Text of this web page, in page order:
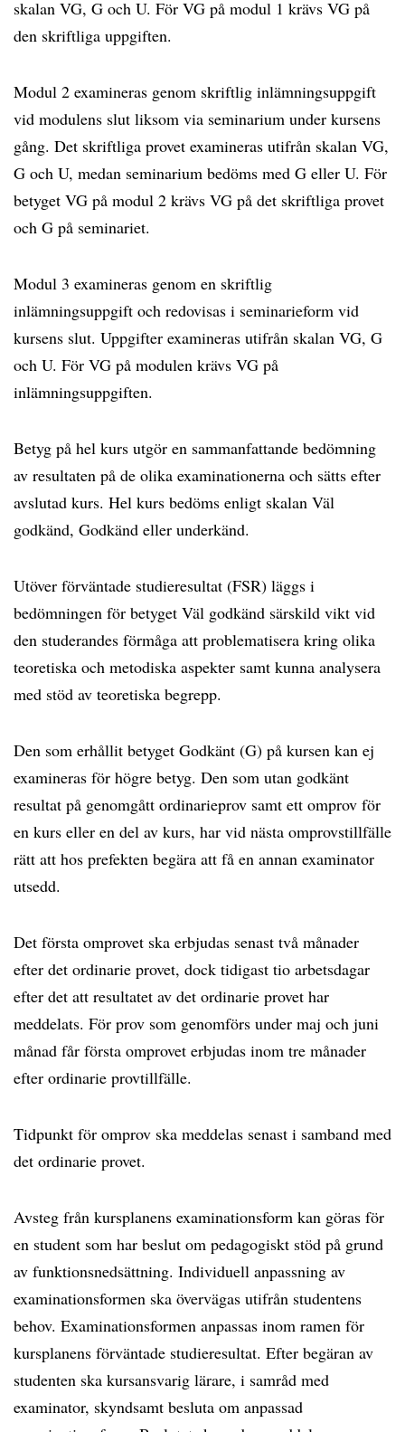
skalan VG, G och U. För VG på modul 1 krävs VG på
den skriftliga uppgiften.
Modul 2 examineras genom skriftlig inlämningsuppgift
vid modulens slut liksom via seminarium under kursens
gång. Det skriftliga provet examineras utifrån skalan VG,
G och U, medan seminarium bedöms med G eller U. För
betyget VG på modul 2 krävs VG på det skriftliga provet
och G på seminariet.
Modul 3 examineras genom en skriftlig
inlämningsuppgift och redovisas i seminarieform vid
kursens slut. Uppgifter examineras utifrån skalan VG, G
och U. För VG på modulen krävs VG på
inlämningsuppgiften.
Betyg på hel kurs utgör en sammanfattande bedömning
av resultaten på de olika examinationerna och sätts efter
avslutad kurs. Hel kurs bedöms enligt skalan Väl
godkänd, Godkänd eller underkänd.
Utöver förväntade studieresultat (FSR) läggs i
bedömningen för betyget Väl godkänd särskild vikt vid
den studerandes förmåga att problematisera kring olika
teoretiska och metodiska aspekter samt kunna analysera
med stöd av teoretiska begrepp.
Den som erhållit betyget Godkänt (G) på kursen kan ej
examineras för högre betyg. Den som utan godkänt
resultat på genomgått ordinarieprov samt ett omprov för
en kurs eller en del av kurs, har vid nästa omprovstillfälle
rätt att hos prefekten begära att få en annan examinator
utsedd.
Det första omprovet ska erbjudas senast två månader
efter det ordinarie provet, dock tidigast tio arbetsdagar
efter det att resultatet av det ordinarie provet har
meddelats. För prov som genomförs under maj och juni
månad får första omprovet erbjudas inom tre månader
efter ordinarie provtillfälle.
Tidpunkt för omprov ska meddelas senast i samband med
det ordinarie provet.
Avsteg från kursplanens examinationsform kan göras för
en student som har beslut om pedagogiskt stöd på grund
av funktionsnedsättning. Individuell anpassning av
examinationsformen ska övervägas utifrån studentens
behov. Examinationsformen anpassas inom ramen för
kursplanens förväntade studieresultat. Efter begäran av
studenten ska kursansvarig lärare, i samråd med
examinator, skyndsamt besluta om anpassad